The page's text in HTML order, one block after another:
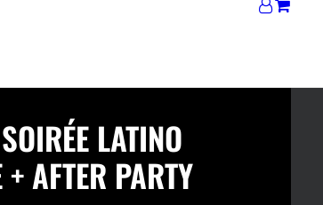
LATINO
AFTER PARTY